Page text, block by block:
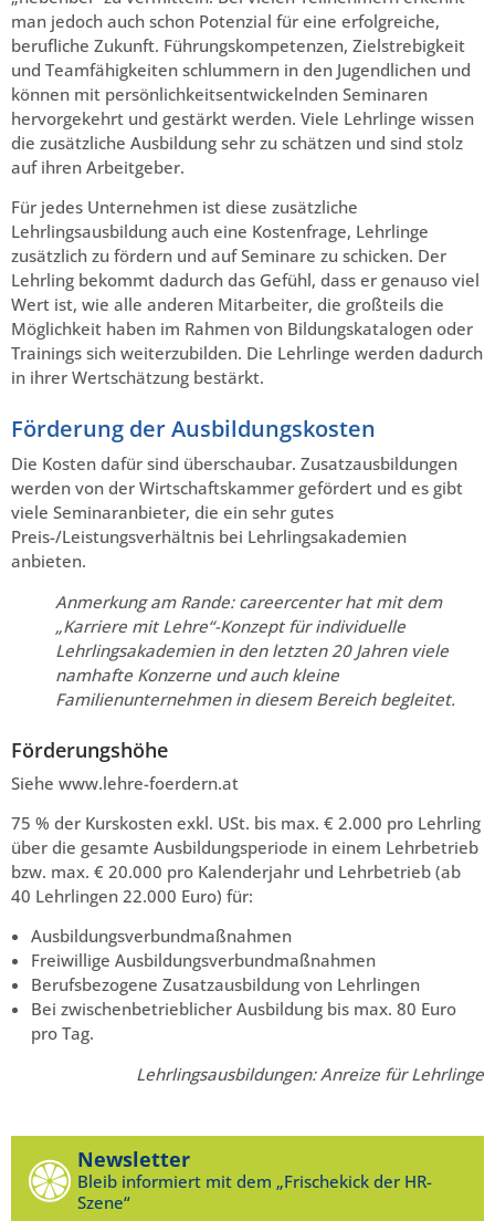
man jedoch auch schon Potenzial für eine erfolgreiche,
berufliche Zukunft. Führungskompetenzen, Zielstrebigkeit
und Teamfähigkeiten schlummern in den Jugendlichen und
können mit persönlichkeitsentwickelnden Seminaren
hervorgekehrt und gestärkt werden. Viele Lehrlinge wissen
die zusätzliche Ausbildung sehr zu schätzen und sind stolz
auf ihren Arbeitgeber.
Für jedes Unternehmen ist diese zusätzliche
Lehrlingsausbildung auch eine Kostenfrage, Lehrlinge
zusätzlich zu fördern und auf Seminare zu schicken. Der
Lehrling bekommt dadurch das Gefühl, dass er genauso viel
Wert ist, wie alle anderen Mitarbeiter, die großteils die
Möglichkeit haben im Rahmen von Bildungskatalogen oder
Trainings sich weiterzubilden. Die Lehrlinge werden dadurch
in ihrer Wertschätzung bestärkt.
Förderung der Ausbildungskosten
Die Kosten dafür sind überschaubar. Zusatzausbildungen
werden von der Wirtschaftskammer gefördert und es gibt
viele Seminaranbieter, die ein sehr gutes
Preis-/Leistungsverhältnis bei Lehrlingsakademien
anbieten.
Anmerkung am Rande: careercenter hat mit dem
„Karriere mit Lehre“-Konzept für individuelle
Lehrlingsakademien in den letzten 20 Jahren viele
namhafte Konzerne und auch kleine
Familienunternehmen in diesem Bereich begleitet.
Förderungshöhe
Siehe www.lehre-foerdern.at
75 % der Kurskosten exkl. USt. bis max. € 2.000 pro Lehrling
über die gesamte Ausbildungsperiode in einem Lehrbetrieb
bzw. max. € 20.000 pro Kalenderjahr und Lehrbetrieb (ab
40 Lehrlingen 22.000 Euro) für:
Ausbildungsverbundmaßnahmen
Freiwillige Ausbildungsverbundmaßnahmen
Berufsbezogene Zusatzausbildung von Lehrlingen
Bei zwischenbetrieblicher Ausbildung bis max. 80 Euro
pro Tag.
Lehrlingsausbildungen: Anreize für Lehrlinge
Newsletter
Bleib informiert mit dem „Frischekick der HR-
Szene“